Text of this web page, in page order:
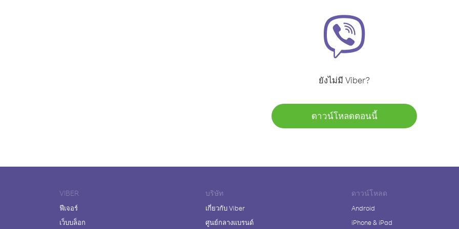
ยังไม่มี Viber?
ดาวน์โหลดตอนนี้
VIBER
ฟีเจอร์
เว็บบล็อก
บริษัท
เกี่ยวกับ Viber
ศูนย์กลางแบรนด์
ดาวน์โหลด
Android
iPhone & iPad